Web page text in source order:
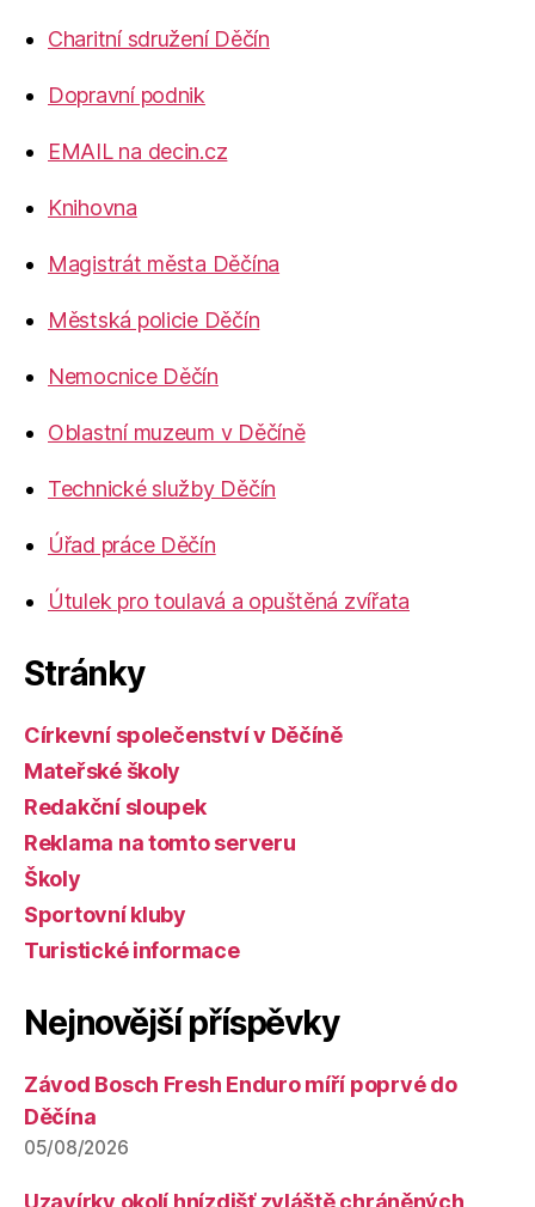
Charitní sdružení Děčín
Dopravní podnik
EMAIL na decin.cz
Knihovna
Magistrát města Děčína
Městská policie Děčín
Nemocnice Děčín
Oblastní muzeum v Děčíně
Technické služby Děčín
Úřad práce Děčín
Útulek pro toulavá a opuštěná zvířata
Stránky
Církevní společenství v Děčíně
Mateřské školy
Redakční sloupek
Reklama na tomto serveru
Školy
Sportovní kluby
Turistické informace
Nejnovější příspěvky
Závod Bosch Fresh Enduro míří poprvé do
Děčína
05/08/2026
Uzavírky okolí hnízdišť zvláště chráněných